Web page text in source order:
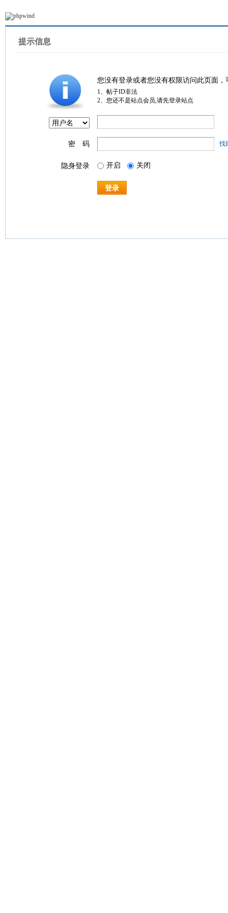
提示信息
您没有登录或者您没有权限访问此页面
1、帖子ID非法
2、您还不是站点会员,请先登录站点
密 码 找
隐身登录 开启 关闭
登录